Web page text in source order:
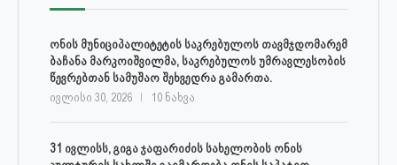
ონის მუნიციპალიტეტის საკრებულოს თავმჯდომარემ
ბაჩანა მარკოიშვილმა, საკრებულოს უმრავლესობის
წევრებთან სამუშაო შეხვედრა გამართა.
ივლისი 30, 2026 10 ნახვა
31 ივლისს, გიგა ჯაფარიძის სახელობის ონის